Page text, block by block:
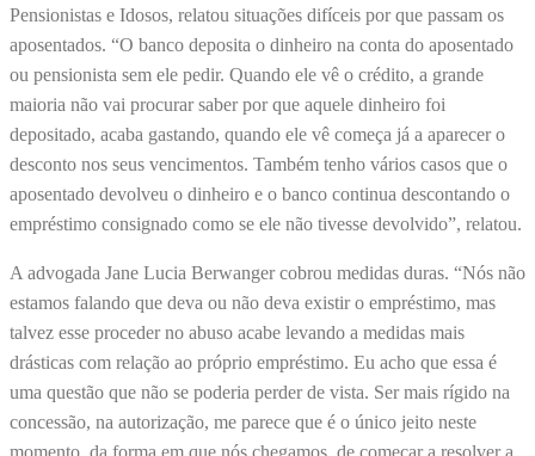
Pensionistas e Idosos, relatou situações difíceis por que passam os
aposentados. “O banco deposita o dinheiro na conta do aposentado
ou pensionista sem ele pedir. Quando ele vê o crédito, a grande
maioria não vai procurar saber por que aquele dinheiro foi
depositado, acaba gastando, quando ele vê começa já a aparecer o
desconto nos seus vencimentos. Também tenho vários casos que o
aposentado devolveu o dinheiro e o banco continua descontando o
empréstimo consignado como se ele não tivesse devolvido”, relatou.
A advogada Jane Lucia Berwanger cobrou medidas duras. “Nós não
estamos falando que deva ou não deva existir o empréstimo, mas
talvez esse proceder no abuso acabe levando a medidas mais
drásticas com relação ao próprio empréstimo. Eu acho que essa é
uma questão que não se poderia perder de vista. Ser mais rígido na
concessão, na autorização, me parece que é o único jeito neste
momento, da forma em que nós chegamos, de começar a resolver a